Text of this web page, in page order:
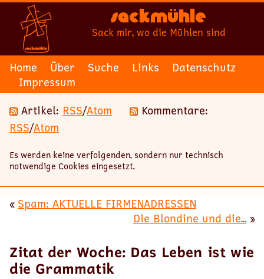
Sackmühle
Sack mir, wo die Mühlen sind
Home Über Suche Links
Datenschutz
Impressum
Artikel: RSS/Atom
Kommentare:
RSS/Atom
Es werden keine verfolgenden, sondern nur technisch
notwendige Cookies eingesetzt.
« Spam: AKTUELLE FIRMENADRESSEN
Die Blondine und die... »
Zitat der Woche: Das Leben ist wie
die Grammatik